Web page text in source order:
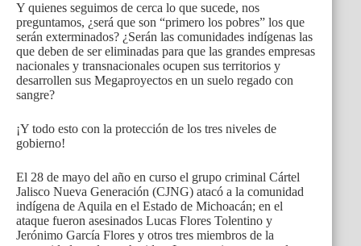
Y quienes seguimos de cerca lo que sucede, nos
preguntamos, ¿será que son “primero los pobres” los que
serán exterminados? ¿Serán las comunidades indígenas las
que deben de ser eliminadas para que las grandes empresas
nacionales y transnacionales ocupen sus territorios y
desarrollen sus Megaproyectos en un suelo regado con
sangre?
¡Y todo esto con la protección de los tres niveles de
gobierno!
El 28 de mayo del año en curso el grupo criminal Cártel
Jalisco Nueva Generación (CJNG) atacó a la comunidad
indígena de Aquila en el Estado de Michoacán; en el
ataque fueron asesinados Lucas Flores Tolentino y
Jerónimo García Flores y otros tres miembros de la